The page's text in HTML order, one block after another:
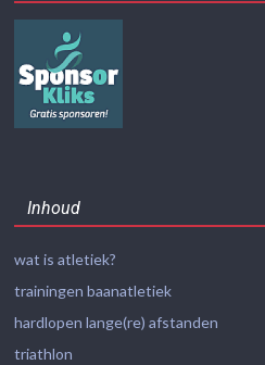
Inhoud
wat is atletiek?
trainingen baanatletiek
hardlopen lange(re) afstanden
triathlon